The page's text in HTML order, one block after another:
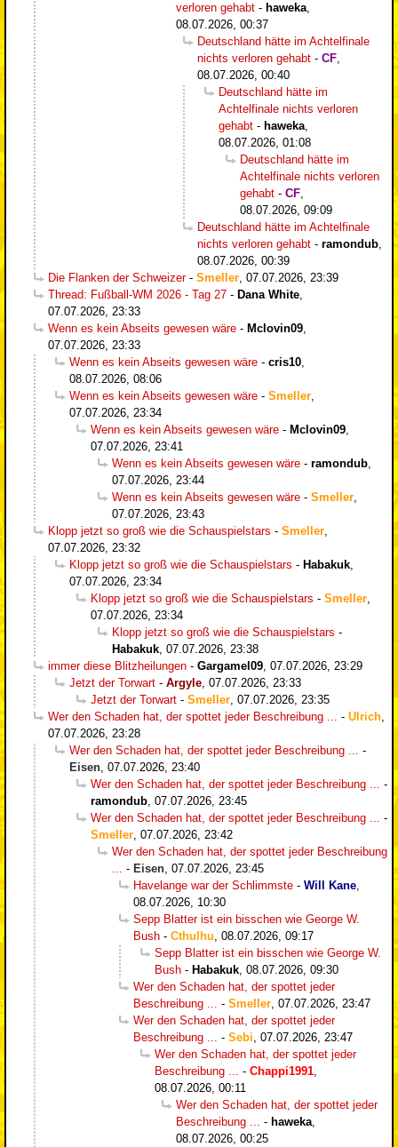
verloren gehabt - haweka
08.07.2026, 00:37
Deutschland hätte im Achtelfinale
nichts verloren gehabt - CF
08.07.2026, 00:40
Deutschland hätte im
Achtelfinale nichts verloren
gehabt - haweka
08.07.2026, 01:08
Deutschland hätte im
Achtelfinale nichts verloren
gehabt - CF
08.07.2026, 09:09
Deutschland hätte im Achtelfinale
nichts verloren gehabt - ramondub
08.07.2026, 00:39
Die Flanken der Schweizer- Smeller 07.07.2026, 23:39
Thread: Fußball-WM 2026 - Tag 27 - Dana White
07.07.2026, 23:33
Wenn es kein Abseits gewesen wäre - Mclovin09
07.07.2026, 23:33
Wenn es kein Abseits gewesen wäre - cris10
08.07.2026, 08:06
Wenn es kein Abseits gewesen wäre - Smeller
07.07.2026, 23:34
Wenn es kein Abseits gewesen wäre - Mclovin09
07.07.2026, 23:41
Wenn es kein Abseits gewesen wäre - ramondub
07.07.2026, 23:44
Wenn es kein Abseits gewesen wäre - Smeller
07.07.2026, 23:43
Klopp jetzt so groß wie die Schauspielstars - Smeller
07.07.2026, 23:32
Klopp jetzt so groß wie die Schauspielstars - Habakuk
07.07.2026, 23:34
Klopp jetzt so groß wie die Schauspielstars - Smeller
07.07.2026, 23:34
Klopp jetzt so groß wie die Schauspielstars -
Habakuk 07.07.2026, 23:38
immer diese Blitzheilungen - Gargamel09 07.07.2026, 23:29
Jetzt der Torwart - Argyle 07.07.2026, 23:33
Jetzt der Torwart - Smeller 07.07.2026, 23:35
Wer den Schaden hat, der spottet jeder Beschreibung ...
- Ulrich
07.07.2026, 23:28
Wer den Schaden hat, der spottet jeder Beschreibung ...
-
Eisen 07.07.2026, 23:40
Wer den Schaden hat, der spottet jeder Beschreibung ...
-
ramondub 07.07.2026, 23:45
Wer den Schaden hat, der spottet jeder Beschreibung ...
-
Smeller 07.07.2026, 23:42
Wer den Schaden hat, der spottet jeder Beschreibung
- Eisen 07.07.2026, 23:45
Havelange war der Schlimmste - Will Kane
08.07.2026, 10:30
Sepp Blatter ist ein bisschen wie George W.
Bush - Cthulhu 08.07.2026, 09:17
Sepp Blatter ist ein bisschen wie George W.
Bush - Habakuk 08.07.2026, 09:30
Wer den Schaden hat, der spottet jeder
Beschreibung ...
- Smeller 07.07.2026, 23:47
Wer den Schaden hat, der spottet jeder
Beschreibung ...
- Sebi 07.07.2026, 23:47
Wer den Schaden hat, der spottet jeder
Beschreibung ...
- Chappi1991
08.07.2026, 00:11
Wer den Schaden hat, der spottet jeder
Beschreibung ...
- haweka
08.07.2026, 00:25